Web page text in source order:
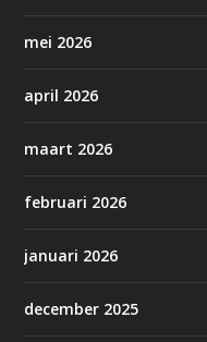
mei 2026
april 2026
maart 2026
februari 2026
januari 2026
december 2025